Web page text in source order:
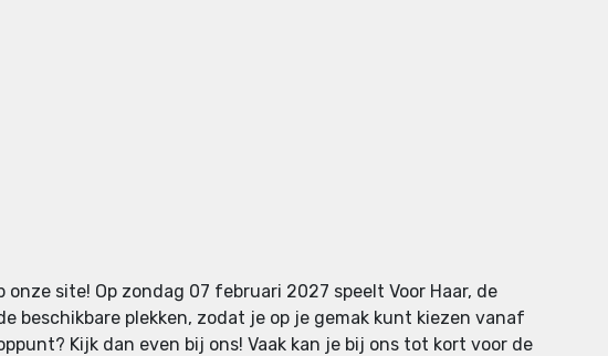
site! Op zondag 07 februari 2027 speelt Voor Haar, de
beschikbare plekken, zodat je op je gemak kunt kiezen vanaf
Kijk dan even bij ons! Vaak kan je bij ons tot kort voor de